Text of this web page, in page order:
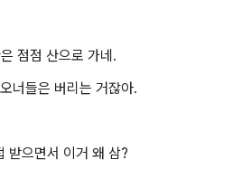
점점 산으로 가네.
너들은 버리는 거잖아.
받으면서 이거 왜 삼?